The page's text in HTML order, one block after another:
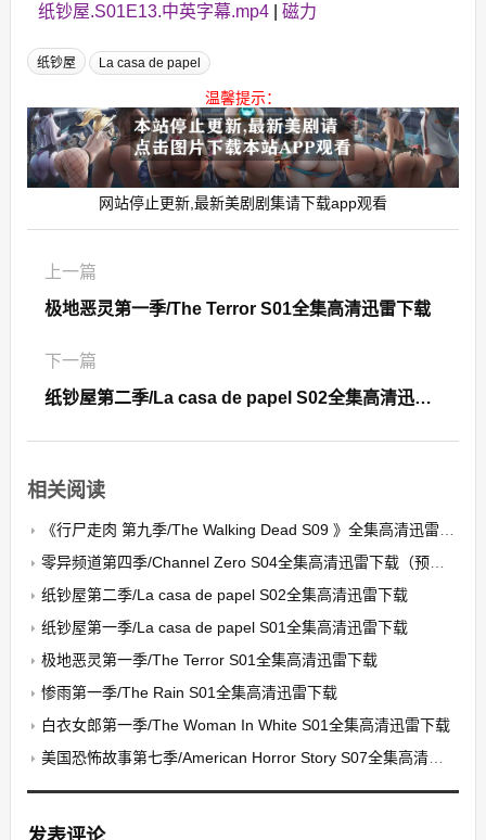
纸钞屋.S01E13.中英字幕.mp4| 磁力
纸钞屋 La casa de papel
温馨提示：
网站停止更新,最新美剧剧集请下载app观看
上一篇
极地恶灵第一季/The Terror S01全集高清迅雷下载
下一篇
纸钞屋第二季/La casa de papel S02全集高清迅雷下载
相关阅读
《行尸走肉 第九季/The Walking Dead S09 》全集高清迅雷下载
零异频道第四季/Channel Zero S04全集高清迅雷下载（预告）
纸钞屋第二季/La casa de papel S02全集高清迅雷下载
纸钞屋第一季/La casa de papel S01全集高清迅雷下载
极地恶灵第一季/The Terror S01全集高清迅雷下载
惨雨第一季/The Rain S01全集高清迅雷下载
白衣女郎第一季/The Woman In White S01全集高清迅雷下载
美国恐怖故事第七季/American Horror Story S07全集高清迅雷下载